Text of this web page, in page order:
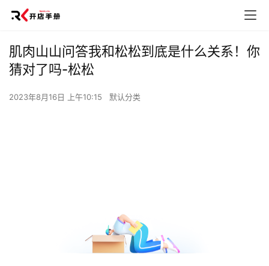
肌肉山山问答我和松松到底是什么关系！你
猜对了吗-松松
2023年8月16日 上午10:15 默认分类